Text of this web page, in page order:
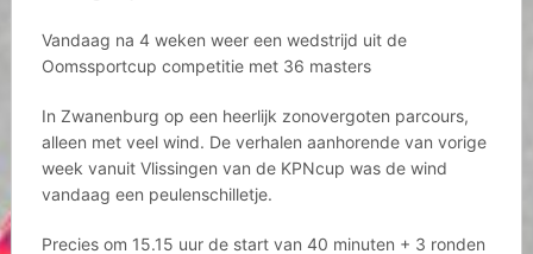
Vandaag na 4 weken weer een wedstrijd uit de
Oomssportcup competitie met 36 masters
In Zwanenburg op een heerlijk zonovergoten parcours,
alleen met veel wind. De verhalen aanhorende van vorige
week vanuit Vlissingen van de KPNcup was de wind
vandaag een peulenschilletje.
Precies om 15.15 uur de start van 40 minuten + 3 ronden